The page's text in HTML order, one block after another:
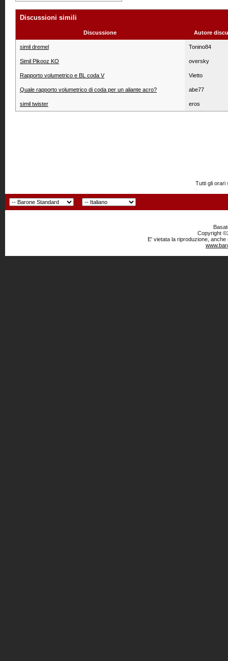
Discussioni simili
Discussione Autore
simil dremel Tonino84
Simil Pikooz KO oversky
Rapporto volumetrico e BL coda V Vietto
Quale rapporto volumetrico di coda per un aliante acro? abe77
simil twister eros
Tutti gli orari
Copyright
E' vietata la riproduzione,